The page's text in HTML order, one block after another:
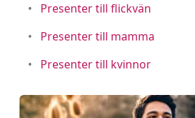
•
Presenter till flickvän
•
Presenter till mamma
•
Presenter till kvinnor